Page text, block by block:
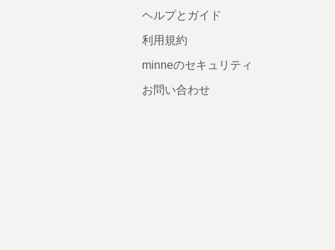
ヘルプとガイド
利用規約
minneのセキュリティ
お問い合わせ